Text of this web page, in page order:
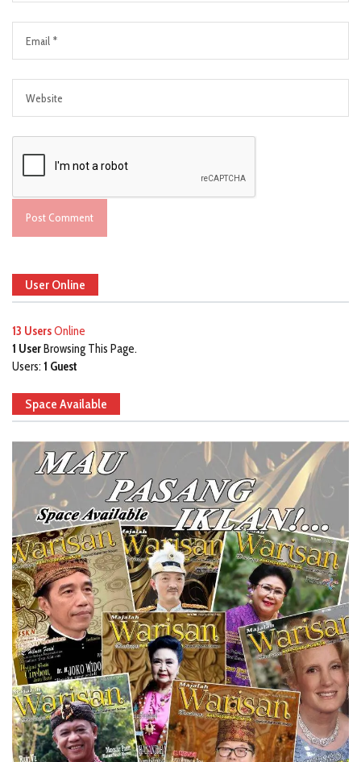
User Online
13 UsersOnline
1 User Browsing This Page.
Users: 1 Guest
Space Available